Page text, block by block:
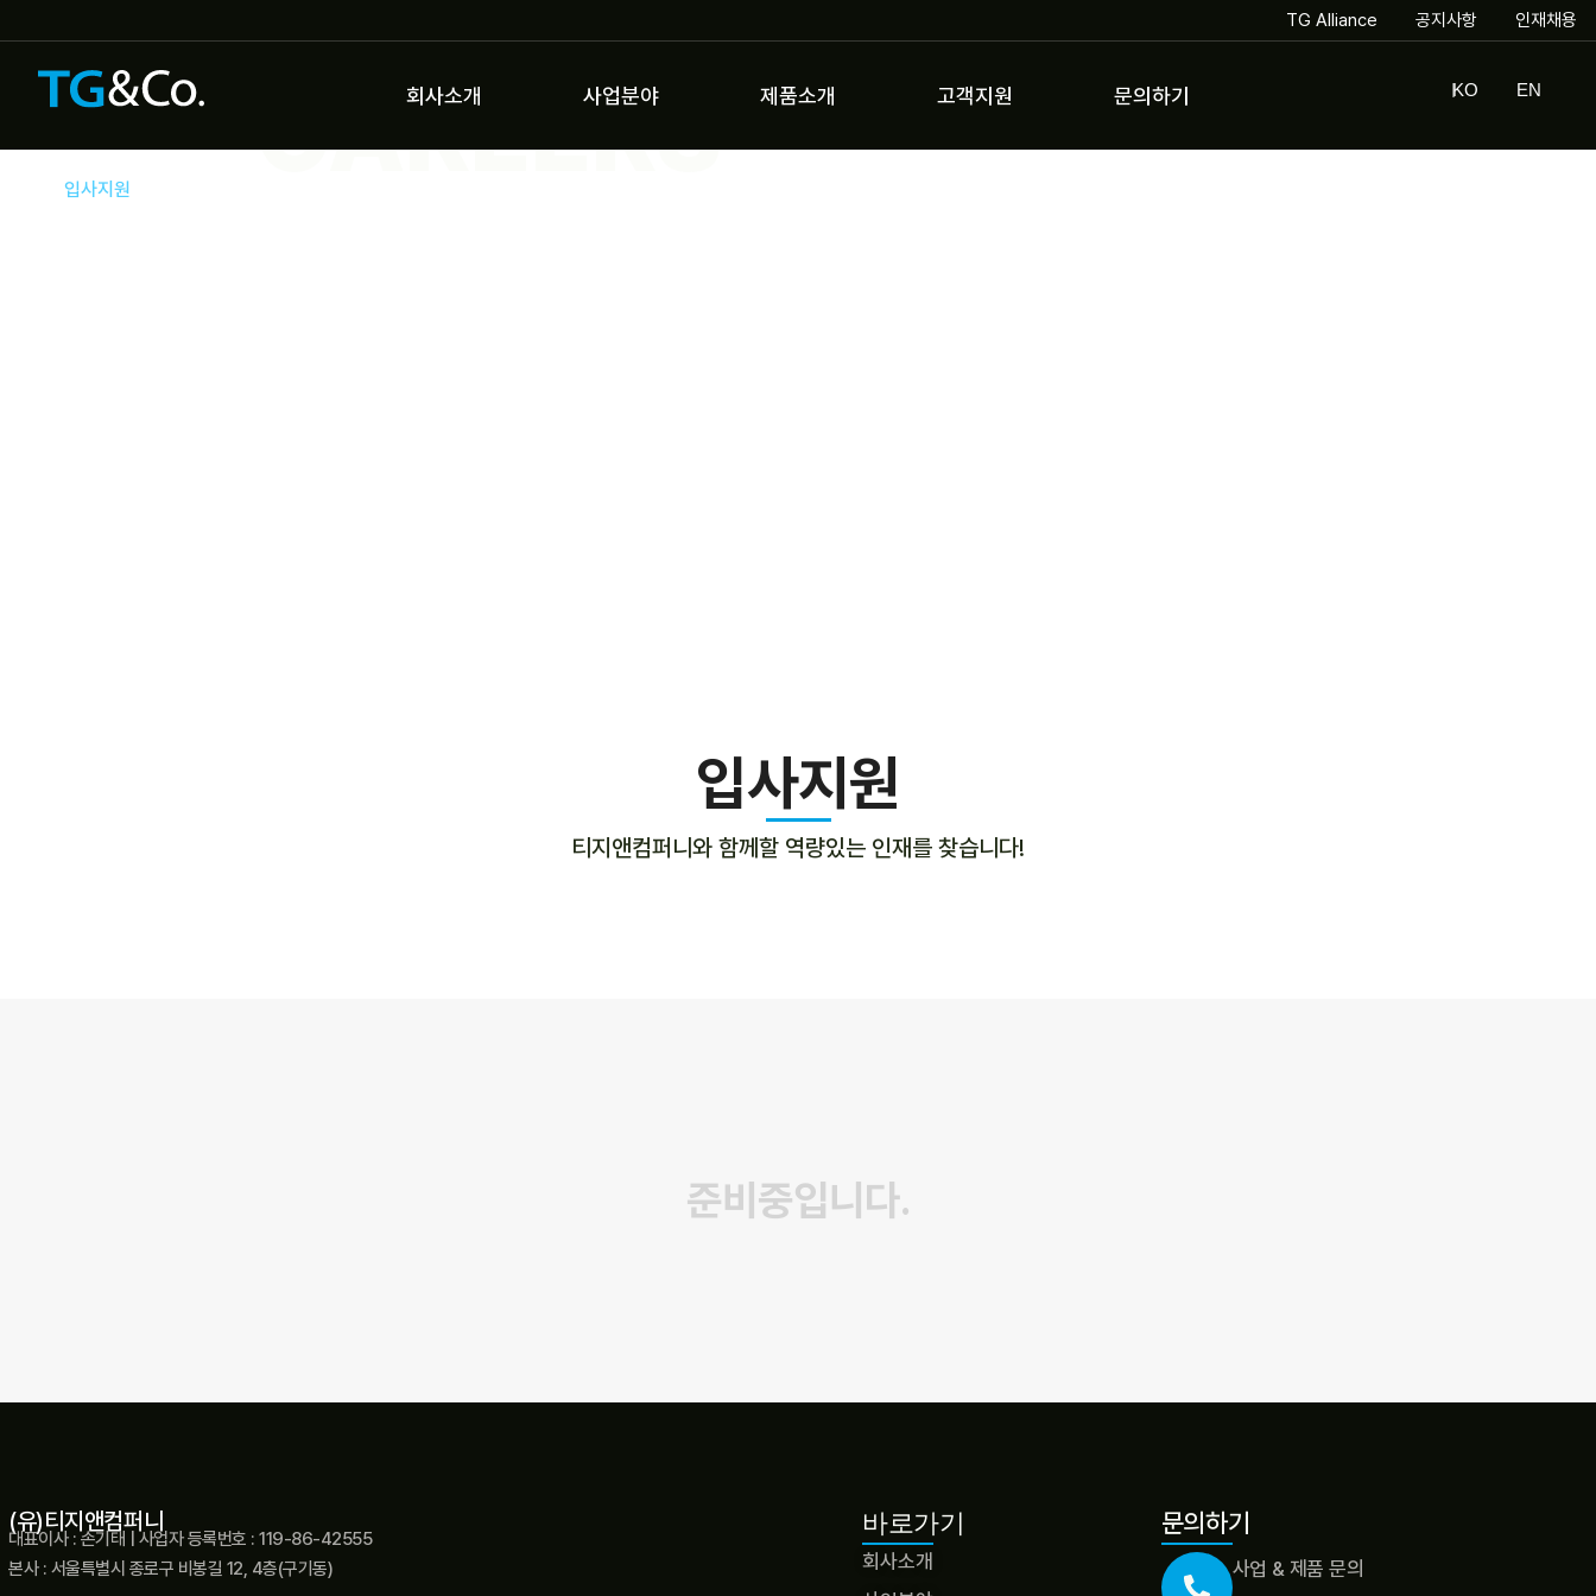
TG Alliance 공지사항 인재채용
회사소개 사업분야 제품소개 고객지원 문의하기 KO EN
CAREERS
입사지원
입사지원
티지앤컴퍼니와 함께할 역량있는 인재를 찾습니다!
준비중입니다.
(유)티지앤컴퍼니
대표이사 : 손기태 | 사업자 등록번호 : 119-86-42555
본사 : 서울특별시 종로구 비봉길 12, 4층(구기동)
바로가기
회사소개
문의하기
사업 & 제품 문의